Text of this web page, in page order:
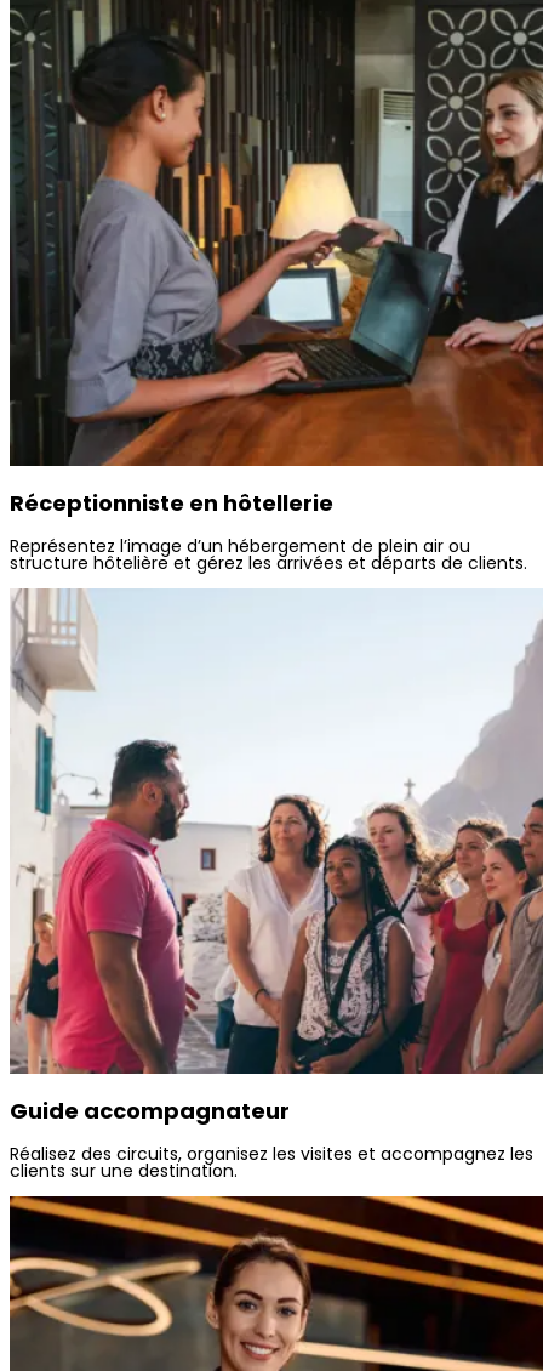
Réceptionniste en hôtellerie
Représentez l’image d’un hébergement de plein air ou
structure hôtelière et gérez les arrivées et départs de clients.
Guide accompagnateur
Réalisez des circuits, organisez les visites et accompagnez les
clients sur une destination.